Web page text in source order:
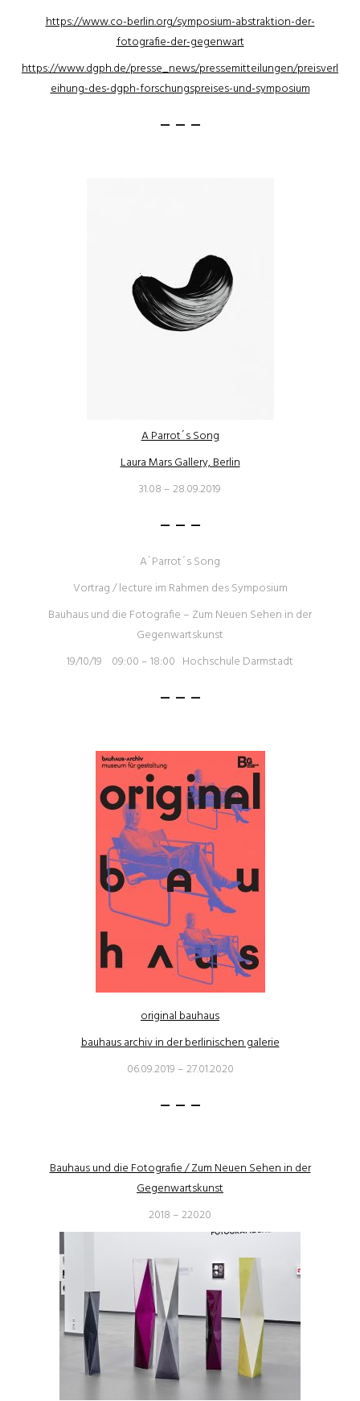
https://www.co-berlin.org/symposium-abstraktion-der-
fotografie-der-gegenwart
https://www.dgph.de/presse_news/pressemitteilungen/preisverl
eihung-des-dgph-forschungspreises-und-symposium
– – –
A Parrot´s Song
Laura Mars Gallery, Berlin
31.08 – 28.09.2019
– – –
A´Parrot´s Song
Vortrag / lecture im Rahmen des Symposium
Bauhaus und die Fotografie – Zum Neuen Sehen in der
Gegenwartskunst
19/10/19 09:00 – 18:00 Hochschule Darmstadt
– – –
original bauhaus
bauhaus archiv in der berlinischen galerie
06.09.2019 – 27.01.2020
– – –
Bauhaus und die Fotografie / Zum Neuen Sehen in der
Gegenwartskunst
2018 – 22020